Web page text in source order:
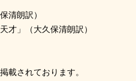
清朗訳）
才」（大久保清朗訳）
載されております。